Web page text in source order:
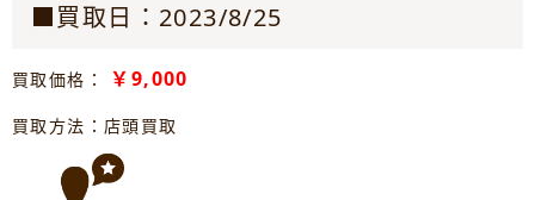
■買取日：2023/8/25
買取価格： ￥9,000
買取方法：店頭買取